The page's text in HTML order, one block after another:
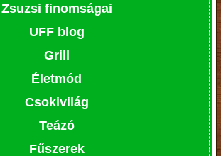
Zsuzsi finomságai
UFF blog
Grill
Életmód
Csokivilág
Teázó
Fűszerek